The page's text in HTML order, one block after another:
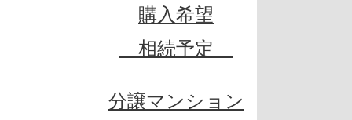
購入希望
相続予定
分譲マンション